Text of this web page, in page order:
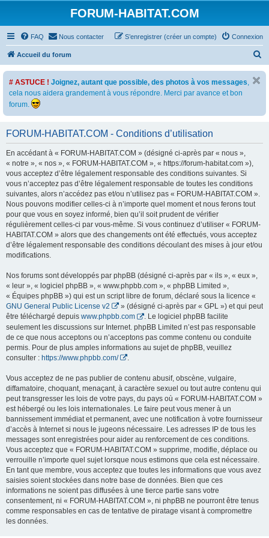
FORUM-HABITAT.COM
FAQ Nous contacter Connexion
S’enregistrer (créer un compte)
Accueil du forum
e
# ASTUCE ! Joignez, autant que possible, des photos à vos messages,
cela nous aidera grandement à vous répondre. Merci par avance et bon
forum.
FORUM-HABITAT.COM - Conditions d’utilisation
En accédant à « FORUM-HABITAT.COM » (désigné ci-après par « nous »,
« notre », « nos », « FORUM-HABITAT.COM », « https://forum-habitat.com »),
vous acceptez d’être légalement responsable des conditions suivantes. Si
vous n’acceptez pas d’être légalement responsable de toutes les conditions
suivantes, alors n’accédez pas et/ou n’utilisez pas « FORUM-HABITAT.COM ».
Nous pouvons modifier celles-ci à n’importe quel moment et nous ferons tout
pour que vous en soyez informé, bien qu’il soit prudent de vérifier
régulièrement celles-ci par vous-même. Si vous continuez d’utiliser « FORUM-
HABITAT.COM » alors que des changements ont été effectués, vous acceptez
d’être légalement responsable des conditions découlant des mises à jour et/ou
modifications.
Nos forums sont développés par phpBB (désigné ci-après par « ils », « eux »,
« leur », « logiciel phpBB », « www.phpbb.com », « phpBB Limited »,
« Équipes phpBB ») qui est un script libre de forum, déclaré sous la licence «
GNU General Public License v2
» (désigné ci-après par « GPL ») et qui peut
être téléchargé depuis www.phpbb.com
. Le logiciel phpBB facilite
seulement les discussions sur Internet. phpBB Limited n’est pas responsable
de ce que nous acceptons ou n’acceptons pas comme contenu ou conduite
permis. Pour de plus amples informations au sujet de phpBB, veuillez
consulter : https://www.phpbb.com/
Vous acceptez de ne pas publier de contenu abusif, obscène, vulgaire,
diffamatoire, choquant, menaçant, à caractère sexuel ou tout autre contenu qui
peut transgresser les lois de votre pays, du pays où « FORUM-HABITAT.COM »
est hébergé ou les lois internationales. Le faire peut vous mener à un
bannissement immédiat et permanent, avec une notification à votre fournisseur
d’accès à Internet si nous le jugeons nécessaire. Les adresses IP de tous les
messages sont enregistrées pour aider au renforcement de ces conditions.
Vous acceptez que « FORUM-HABITAT.COM » supprime, modifie, déplace ou
verrouille n’importe quel sujet lorsque nous estimons que cela est nécessaire.
En tant que membre, vous acceptez que toutes les informations que vous avez
saisies soient stockées dans notre base de données. Bien que ces
informations ne soient pas diffusées à une tierce partie sans votre
consentement, ni « FORUM-HABITAT.COM », ni phpBB ne pourront être tenus
comme responsables en cas de tentative de piratage visant à compromettre
les données.